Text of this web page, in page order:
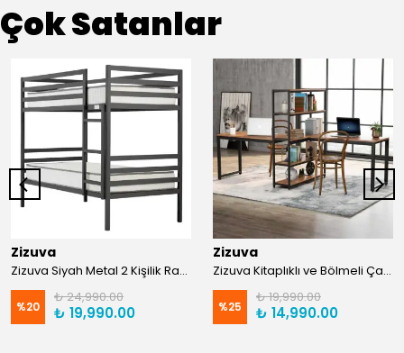
Çok Satanlar
Zizuva
Zizuva Siyah Metal 2 Kişilik Ranza | TR0011-F
%20
₺ 24,990.00
₺ 19,990.00
Zizuva
Zizuva Kitaplıklı ve Bölmeli Çalışma Masası | CM1021-F-Suntalam
%25
₺ 19,990.00
₺ 14,990.00